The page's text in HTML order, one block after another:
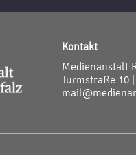
Kontakt
Medienanstalt
Turmstraße 10